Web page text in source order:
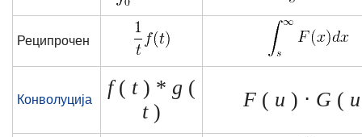
Реципрочен
Конволуција
f( t) * g (
t)
F ( и ) ⋅ G ( и